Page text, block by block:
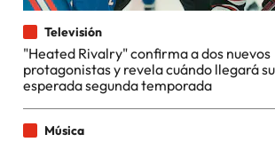
Televisión
"Heated Rivalry" confirma a dos nuevos
protagonistas y revela cuándo llegará su
esperada segunda temporada
Música